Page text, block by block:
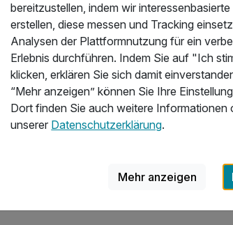
der Küchenchef mit seinem Team da täglich
perfekt.
bereitzustellen, indem wir
erstellen, diese messen und Tracking
Analysen der Plattformnutzung für ein
Erlebnis durchführen. Indem Sie auf "Ich
klicken, erklären Sie sich damit
“Mehr anzeigen” können Sie Ihre
Dort finden Sie auch weitere Informationen
unserer Datenschutzerklärung.
Mehr anzeigen